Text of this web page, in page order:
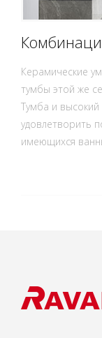
Керамические
тумбы этой же
Тумба и
удовлетворить
имеющихся